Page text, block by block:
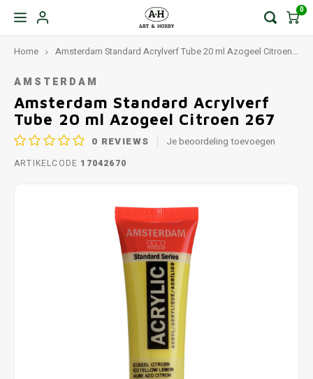
0
Home Amsterdam Standard Acrylverf Tube 20 ml Azogeel Citroen 267
AMSTERDAM
Amsterdam Standard Acrylverf
Tube 20 ml Azogeel Citroen 267
0 REVIEWS Je beoordeling toevoegen
ARTIKELCODE 17042670